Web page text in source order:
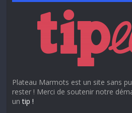
Plateau Marmots est un site sans
rester ! Merci de soutenir notre
untip !